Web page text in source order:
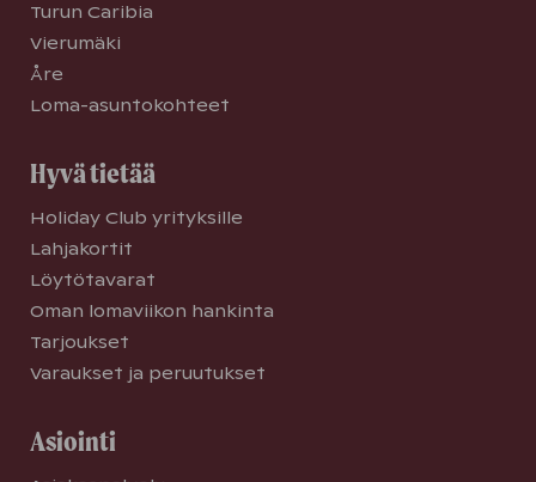
Turun Caribia
Vierumäki
Åre
Loma-asuntokohteet
Hyvä tietää
Holiday Club yrityksille
Lahjakortit
Löytötavarat
Oman lomaviikon hankinta
Tarjoukset
Varaukset ja peruutukset
Asiointi